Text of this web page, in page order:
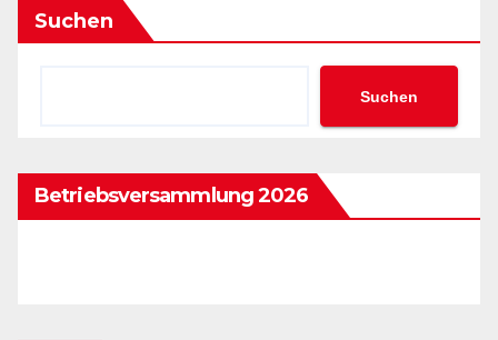
Suchen
Suchen
Betriebsversammlung 2026